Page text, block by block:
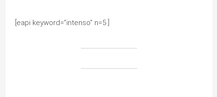
[eapi keyword=”intenso” n=5 ]